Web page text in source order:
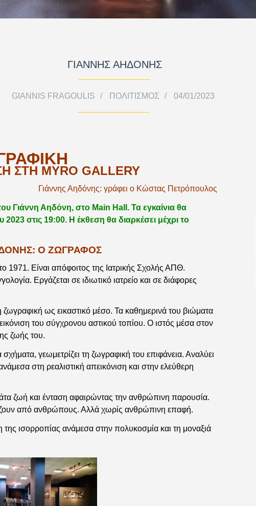
ΓΙΑΝΝΗΣ ΑΗΔΟΝΗΣ
GIANNIS FRAGOULIS ΠΟΛΙΤΙΣΜΌΣ 04/01/2023
ΣΤΗ MYRO GALLERY
Γιάννης Αηδόνης: γράφει ο Κώστας Πετρόπουλος
Γιάννη Αηδόνη, στο Main Hall. Τα εγκαίνια θα
στις 19:00. Η έκθεση θα διαρκέσει μέχρι το
Ο ΖΩΓΡΑΦΟΣ
1971. Είναι απόφοιτος της Ιατρικής Σχολής ΑΠΘ.
Εργάζεται σε ιδιωτικό ιατρείο και σε διάφορες
ζωγραφική ως εικαστικό μέσο. Τα καθημερινά του βιώματα
του σύγχρονου αστικού τοπίου. Ο ιστός μέσα στον
ζωής του.
γεωμετρίζει τη ζωγραφική του επιφάνεια. Αναλύει
στη ρεαλιστική απεικόνιση και στην ελεύθερη
ζωή και ένταση αφαιρώντας την ανθρώπινη παρουσία.
από ανθρώπους. Αλλά χωρίς ανθρώπινη επαφή.
ισορροπίας ανάμεσα στην πολυκοσμία και τη μοναξιά